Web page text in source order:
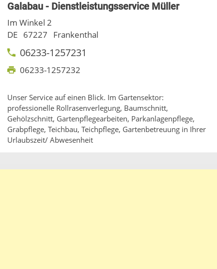
Galabau - Dienstleistungsservice Müller
Im Winkel 2
DE 67227 Frankenthal
06233-1257231
06233-1257232
Unser Service auf einen Blick. Im Gartensektor:
professionelle Rollrasenverlegung, Baumschnitt,
Gehölzschnitt, Gartenpflegearbeiten, Parkanlagenpflege,
Grabpflege, Teichbau, Teichpflege, Gartenbetreuung in Ihrer
Urlaubszeit/ Abwesenheit